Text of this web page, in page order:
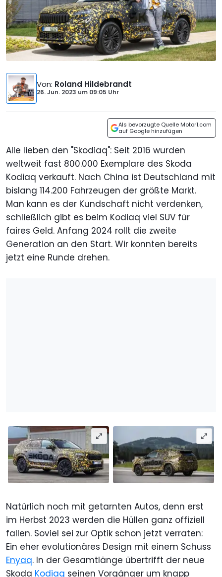
Von: Roland Hildebrandt
26. Jun. 2023 um 09:05 Uhr
Als bevorzugte Quelle Motor1.com
auf Google hinzufügen
Alle lieben den "Skodiaq": Seit 2016 wurden
weltweit fast 800.000 Exemplare des Skoda
Kodiaq verkauft. Nach China ist Deutschland mit
bislang 114.200 Fahrzeugen der größte Markt.
Man kann es der Kundschaft nicht verdenken,
schließlich gibt es beim Kodiaq viel SUV für
faires Geld. Anfang 2024 rollt die zweite
Generation an den Start. Wir konnten bereits
jetzt eine Runde drehen.
Natürlich noch mit getarnten Autos, denn erst
im Herbst 2023 werden die Hüllen ganz offiziell
fallen. Soviel sei zur Optik schon jetzt verraten:
Ein eher evolutionäres Design mit einem Schuss
Enyaq. In der Gesamtlänge übertrifft der neue
Skoda Kodiaq seinen Vorgänger um knapp